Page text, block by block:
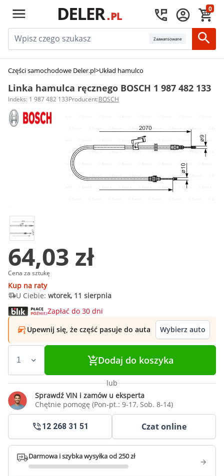
0
Zaawansowane
Części samochodowe Deler.pl>Układ hamulcowy
Linka hamulca ręcznego BOSCH 1 987 482 133
Indeks: 1 987 482 133Producent:BOSCH
64,03 zł
Cena za sztukę
Kup na raty
U Ciebie: wtorek, 11 sierpnia
Zapłać do 30 dni
Upewnij się, że część pasuje do auta
Wybierz auto
Dodaj do koszyka
lub
Sprawdź VIN i zamów u eksperta
Chętnie pomogę (Pon-pt.: 9-17, Sob. 8-14)
12 268 31 51 Czat online
Darmowa i szybka wysyłka od 250 zł